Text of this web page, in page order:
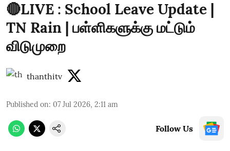
🔴LIVE : School Leave Update |
TN Rain | பள்ளிகளுக்கு மட்டும்
விடுமுறை
thanthitv
Published on: 07 Jul 2026, 2:11 am
Follow Us